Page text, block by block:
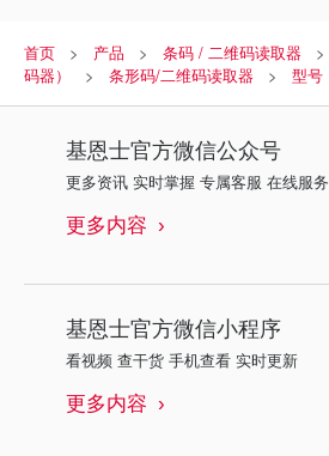
首页 产品 条码 / 二维码读取器
码器）
条形码/二维码读取器 型号
基恩士官方微信公众号
更多资讯 实时掌握 专属客服 在线服务
更多内容
基恩士官方微信小程序
看视频 查干货 手机查看 实时更新
更多内容